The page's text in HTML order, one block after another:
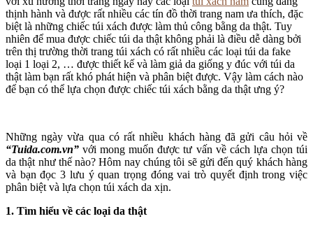
thịnh hành và được rất nhiều các tín đồ thời trang nam ưa thích, đặc
biệt là những chiếc túi xách được làm thủ công bằng da thật. Tuy
nhiên để mua được chiếc túi da thật không phải là điều dễ dàng bởi
trên thị trường thời trang túi xách có rất nhiều các loại túi da fake
loại 1 loại 2, … được thiết kế và làm giả da giống y đúc với túi da
thật làm bạn rất khó phát hiện và phân biệt được. Vậy làm cách nào
để bạn có thể lựa chọn được chiếc túi xách bằng da thật ưng ý?
Những ngày vừa qua có rất nhiều khách hàng đã gửi câu hỏi về
“Tuida.com.vn”với mong muốn được tư vấn về cách lựa chọn túi
da thật như thế nào? Hôm nay chúng tôi sẽ gửi đến quý khách hàng
và bạn đọc 3 lưu ý quan trọng đóng vai trò quyết định trong việc
phân biệt và lựa chọn túi xách da xịn.
1. Tìm hiểu về các loại da thật